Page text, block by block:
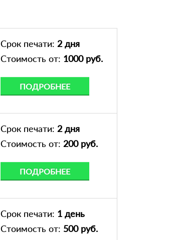
Срок печати: 2 дня
Стоимость от: 1000 руб.
ПОДРОБНЕЕ
Срок печати: 2 дня
Стоимость от: 200 руб.
ПОДРОБНЕЕ
Срок печати: 1 день
Стоимость от: 500 руб.